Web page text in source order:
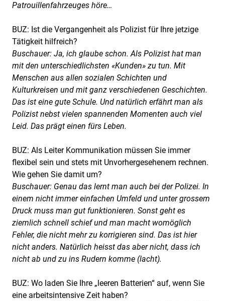
Patrouillenfahrzeuges höre…
BUZ: Ist die Vergangenheit als Polizist für Ihre jetzige
Tätigkeit hilfreich?
Buschauer: Ja, ich glaube schon. Als Polizist hat man
mit den unterschiedlichsten «Kunden» zu tun. Mit
Menschen aus allen sozialen Schichten und
Kulturkreisen und mit ganz verschiedenen Geschichten.
Das ist eine gute Schule. Und natürlich erfährt man als
Polizist nebst vielen spannenden Momenten auch viel
Leid. Das prägt einen fürs Leben.
BUZ: Als Leiter Kommunikation müssen Sie immer
flexibel sein und stets mit Unvorhergesehenem rechnen.
Wie gehen Sie damit um?
Buschauer: Genau das lernt man auch bei der Polizei. In
einem nicht immer einfachen Umfeld und unter grossem
Druck muss man gut funktionieren. Sonst geht es
ziemlich schnell schief und man macht womöglich
Fehler, die nicht mehr zu korrigieren sind. Das ist hier
nicht anders. Natürlich heisst das aber nicht, dass ich
nicht ab und zu ins Rudern komme (lacht).
BUZ: Wo laden Sie Ihre „leeren Batterien“ auf, wenn Sie
eine arbeitsintensive Zeit haben?